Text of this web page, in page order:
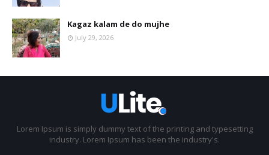
Kagaz kalam de do mujhe
July 29, 2026
Lorem Ipsum is simply dummy text of the printing and typesetting
industry. Lorem Ipsum has been the industry's.